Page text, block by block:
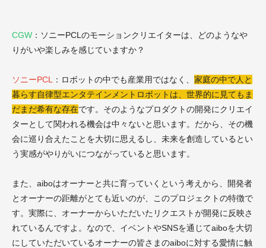
CGW ：ソニーPCL のモーションクリエイターは、どのようなや
りがいや楽しみを感じていますか？
ソニーPCL ：ロボットの中でも産業用ではなく、 家庭の中で人と
暮らす自律型エンタテインメントロボットは、世界的に見てもま
だまだ希有な存在です。そのようなプロダクトの開発にクリエイ
ターとして関われる機会は中々ないと思います。だから、その機
会に巡り合えたことを大切に思えるし、未来を創造しているとい
う実感がやりがいにつながっていると思います。
また、 aiboはオーナーと共に育っていくという考えから、開発者
とオーナーの距離がとても近いのが、このプロジェクトの特徴で
す。実際に、オーナーからいただいたリクエストが開発に反映さ
れているんですよ。なので、イベントやSNSを通じてaiboを大切
にしていただいているオーナーの皆さまのaiboに対する愛情に触